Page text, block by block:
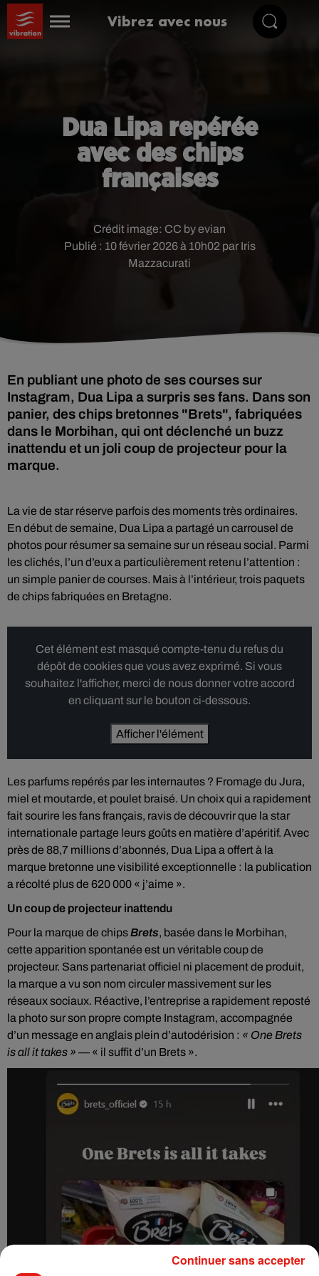
Vibrez avec nous
Dua Lipa repérée
avec des chips
françaises
Publié : 10 février 2026 à 10h02 par Iris
Mazzacurati
Crédit image: CC by evian
En publiant une photo de ses courses sur
Instagram, Dua Lipa a surpris ses fans. Dans son
panier, des chips bretonnes "Brets", fabriquées
dans le Morbihan, qui ont déclenché un buzz
inattendu et un joli coup de projecteur pour la
marque.
La vie de star réserve parfois des moments très ordinaires.
En début de semaine, Dua Lipa a partagé un carrousel de
photos pour résumer sa semaine sur un réseau social. Parmi
les clichés, l’un d’eux a particulièrement retenu l’attention :
un simple panier de courses. Mais à l’intérieur, trois paquets
de chips fabriquées en Bretagne.
Cet élément est masqué compte-tenu du refus du
dépôt de cookies que vous avez exprimé. Si vous
souhaitez l'afficher, merci de nous donner votre accord
en cliquant sur le bouton ci-dessous.
Afficher l'élément
Les parfums repérés par les internautes ? Fromage du Jura,
miel et moutarde, et poulet braisé. Un choix qui a rapidement
fait sourire les fans français, ravis de découvrir que la star
internationale partage leurs goûts en matière d’apéritif. Avec
près de 88,7 millions d’abonnés, Dua Lipa a offert à la
marque bretonne une visibilité exceptionnelle : la publication
a récolté plus de 620 000 « j’aime ».
Un coup de projecteur inattendu
Pour la marque de chipsBrets, basée dans le Morbihan,
cette apparition spontanée est un véritable coup de
projecteur. Sans partenariat officiel ni placement de produit,
la marque a vu son nom circuler massivement sur les
réseaux sociaux. Réactive, l’entreprise a rapidement reposté
la photo sur son propre compte Instagram, accompagnée
d’un message en anglais plein d’autodérision : « One Brets
is all it takes » — « il suffit d’un Brets ».
Continuer sans accepter